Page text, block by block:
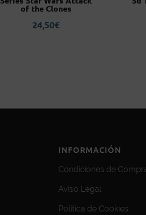
of the Clones
24,50€
INFORMACIÓN
Condiciones de
Aviso Legal
Política de Cookies